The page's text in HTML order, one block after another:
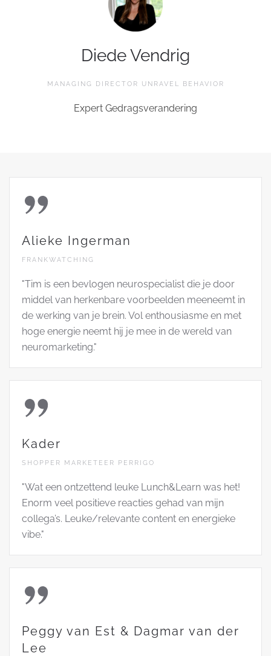
Diede Vendrig
MANAGING DIRECTOR UNRAVEL BEHAVIOR
Expert Gedragsverandering
Alieke Ingerman
FRANKWATCHING
"Tim is een bevlogen neurospecialist die je door
middel van herkenbare voorbeelden meeneemt in
de werking van je brein. Vol enthousiasme en met
hoge energie neemt hij je mee in de wereld van
neuromarketing."
Kader
SHOPPER MARKETEER PERRIGO
"Wat een ontzettend leuke Lunch&Learn was het!
Enorm veel positieve reacties gehad van mijn
collega’s. Leuke/relevante content en energieke
vibe."
Peggy van Est & Dagmar van der
Lee